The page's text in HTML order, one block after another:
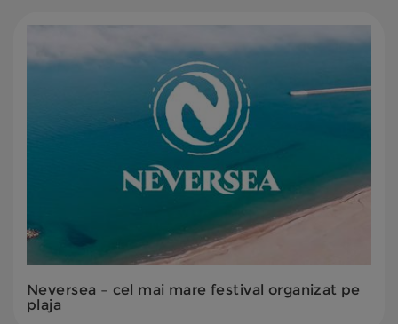
Neversea – cel mai mare festival organizat pe
plaja